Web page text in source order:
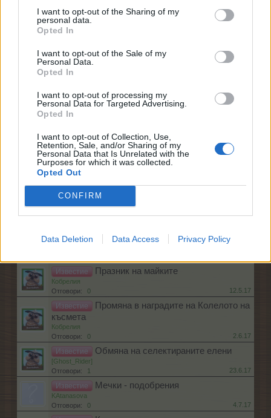
I want to opt-out of the Sharing of my
personal data.
Opted In
I want to opt-out of the Sale of my
Personal Data.
Opted In
I want to opt-out of processing my
Personal Data for Targeted Advertising.
Opted In
I want to opt-out of Collection, Use,
Retention, Sale, and/or Sharing of my
Personal Data that Is Unrelated with the
Purposes for which it was collected.
Opted Out
CONFIRM
Data Deletion Data Access Privacy Policy
Отговори:
0 23.1.17
Известие
Отговори:
0 26.1.17
Известие
Нов титориум и прекъсване на
играта
Отговори:
0 6.2.17
Известие Пауни - подобрения
Известие
Компенсация за проблемите с
играта
–divane-
Отговори:
Известие
Премахване на плевелите от
Известие Премиум
Известие Празник на майките
Кобрелия
Отговори:
0 12.5.17
Известие
Промяна в наградите на Колелото на
късмета
Кобрелия
Отговори:
0 2.6.17
Известие Обмяна на селектираните елени
[Ghost_Rider]
Отговори:
1 23.6.17
Известие Мечки - подобрения
KAtanasova
Отговори:
0 4.7.17